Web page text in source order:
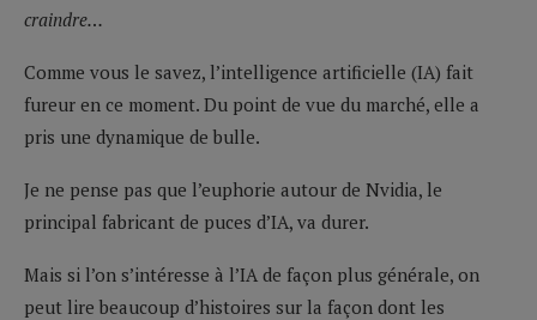
craindre…
Comme vous le savez, l’intelligence artificielle (IA) fait
fureur en ce moment. Du point de vue du marché, elle a
pris une dynamique de bulle.
Je ne pense pas que l’euphorie autour de Nvidia, le
principal fabricant de puces d’IA, va durer.
Mais si l’on s’intéresse à l’IA de façon plus générale, on
peut lire beaucoup d’histoires sur la façon dont les